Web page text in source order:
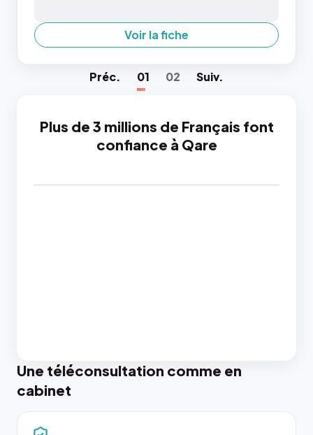
Voir la fiche
Préc. 01 02 Suiv.
Plus de 3 millions de Français font
confiance à Qare
Une téléconsultation comme en
cabinet